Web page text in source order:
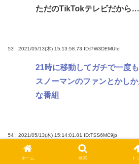
ただのTikTokテレビだから…
53 : 2021/05/13(木) 15:13:58.73 ID:PW3DEMUId
21時に移動してガチで一度
スノーマンのファンとかし
な番組
54 : 2021/05/13(木) 15:14:01.01 ID:TSS6MC9jp
見てないけどタモリがスタ
ホーム 検索 ト